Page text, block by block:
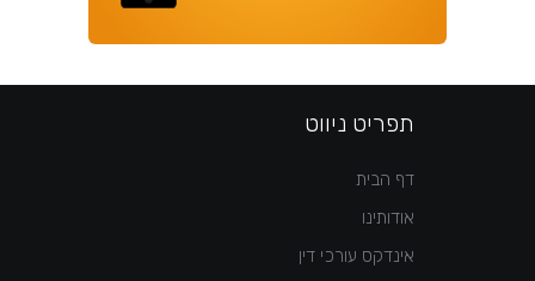
תפריט ניווט
דף הבית
אודותינו
אינדקס עורכי דין